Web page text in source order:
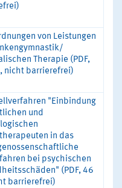
von Leistungen
Therapie (PDF,
nicht barrierefrei)
"Einbindung
und
in das
bei psychischen
(PDF, 46
barrierefrei)